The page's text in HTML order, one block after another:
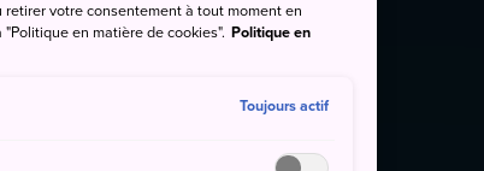
votre consentement à tout moment en
en matière de cookies". Politique en
Toujours actif